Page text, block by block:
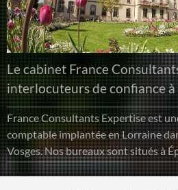
Le cabinet France
interlocuteurs de confiance
France Consultants Expertise est
comptable implantée en Lorraine
Vosges. Nos bureaux sont situés à